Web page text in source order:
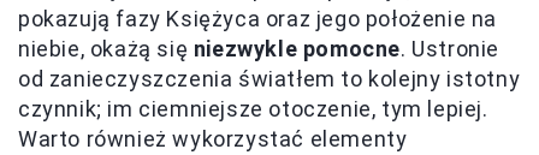
pokazują fazy Księżyca oraz jego położenie na
niebie, okażą się niezwykle pomocne. Ustronie
od zanieczyszczenia światłem to kolejny istotny
czynnik; im ciemniejsze otoczenie, tym lepiej.
Warto również wykorzystać elementy